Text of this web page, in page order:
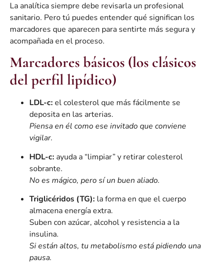
La analítica siempre debe revisarla un profesional
sanitario. Pero tú puedes entender qué significan los
marcadores que aparecen para sentirte más segura y
acompañada en el proceso.
Marcadores básicos (los clásicos
del perfil lipídico)
LDL-c:el colesterol que más fácilmente se
deposita en las arterias.
Piensa en él como ese invitado que conviene
vigilar.
HDL-c: ayuda a “limpiar” y retirar colesterol
sobrante.
No es mágico, pero sí un buen aliado.
Triglicéridos (TG): la forma en que el cuerpo
almacena energía extra.
Suben con azúcar, alcohol y resistencia a la
insulina.
Si están altos, tu metabolismo está pidiendo una
pausa.